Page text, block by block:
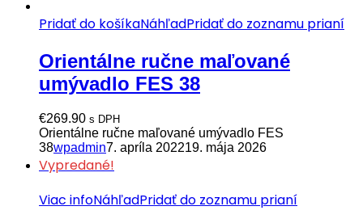
Pridať do košíkaNáhľadPridať do zoznamu prianí
Orientálne ručne maľované
umývadlo FES 38
€269.90 s DPH
Orientálne ručne maľované umývadlo FES
38wpadmin7. apríla 202219. mája 2026
Vypredané!
Viac infoNáhľadPridať do zoznamu prianí